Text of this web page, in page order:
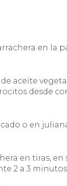
en la
aceite
desde
o en
en tiras,
2 a 3